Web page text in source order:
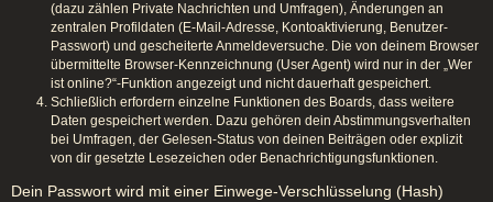
(dazu zählen Private Nachrichten und Umfragen), Änderungen an
zentralen Profildaten (E-Mail-Adresse, Kontoaktivierung, Benutzer-
Passwort) und gescheiterte Anmeldeversuche. Die von deinem Browser
übermittelte Browser-Kennzeichnung (User Agent) wird nur in der „Wer
ist online?“-Funktion angezeigt und nicht dauerhaft gespeichert.
Schließlich erfordern einzelne Funktionen des Boards, dass weitere
Daten gespeichert werden. Dazu gehören dein Abstimmungsverhalten
bei Umfragen, der Gelesen-Status von deinen Beiträgen oder explizit
von dir gesetzte Lesezeichen oder Benachrichtigungsfunktionen.
Dein Passwort wird mit einer Einwege-Verschlüsselung (Hash)